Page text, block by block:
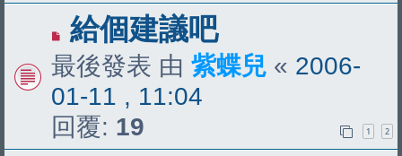
給個建議吧
最後發表 由 紫蝶兒 « 2006-
01-11 , 11:04
回覆: 19 1 2